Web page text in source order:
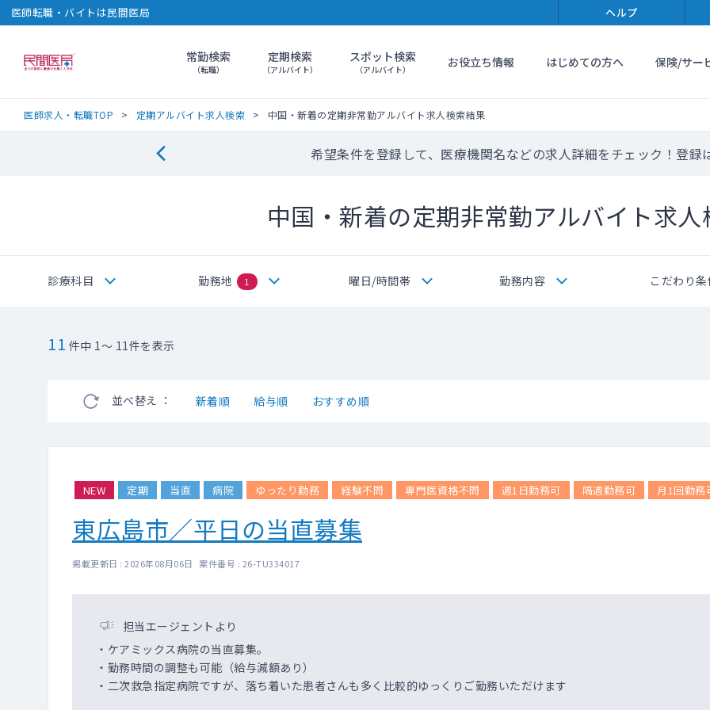
医師転職・バイトは民間医局 ヘルプ
民間医局常勤検索
（転職）
定期検索
（アルバイト）
スポット検索
（アルバイト） お役立ち情報 はじめての方へ 保険/サー
医師求人・転職TOP 定期アルバイト求人検索 中国・新着の定期非常勤アルバイト求人検索結果
希望条件を登録して、医療機関名などの求人詳細をチェック！登録
中国・新着の定期非常勤アルバイト求人
診療科目 勤務地 1 曜日/時間帯 勤務内容 こだわり条
11 件中 1～ 11件を表示
並べ替え ： 新着順 給与順 おすすめ順
NEW 定期 当直 病院 ゆったり勤務 経験不問 専門医資格不問 週1日勤務可 隔週勤務可 月1回勤務
東広島市／平日の当直募集
掲載更新日 : 2026年08月06日 案件番号 : 26-TU334017
担当エージェントより
・ケアミックス病院の当直募集。
・勤務時間の調整も可能（給与減額あり）
・二次救急指定病院ですが、落ち着いた患者さんも多く比較的ゆっくりご勤務いただけます